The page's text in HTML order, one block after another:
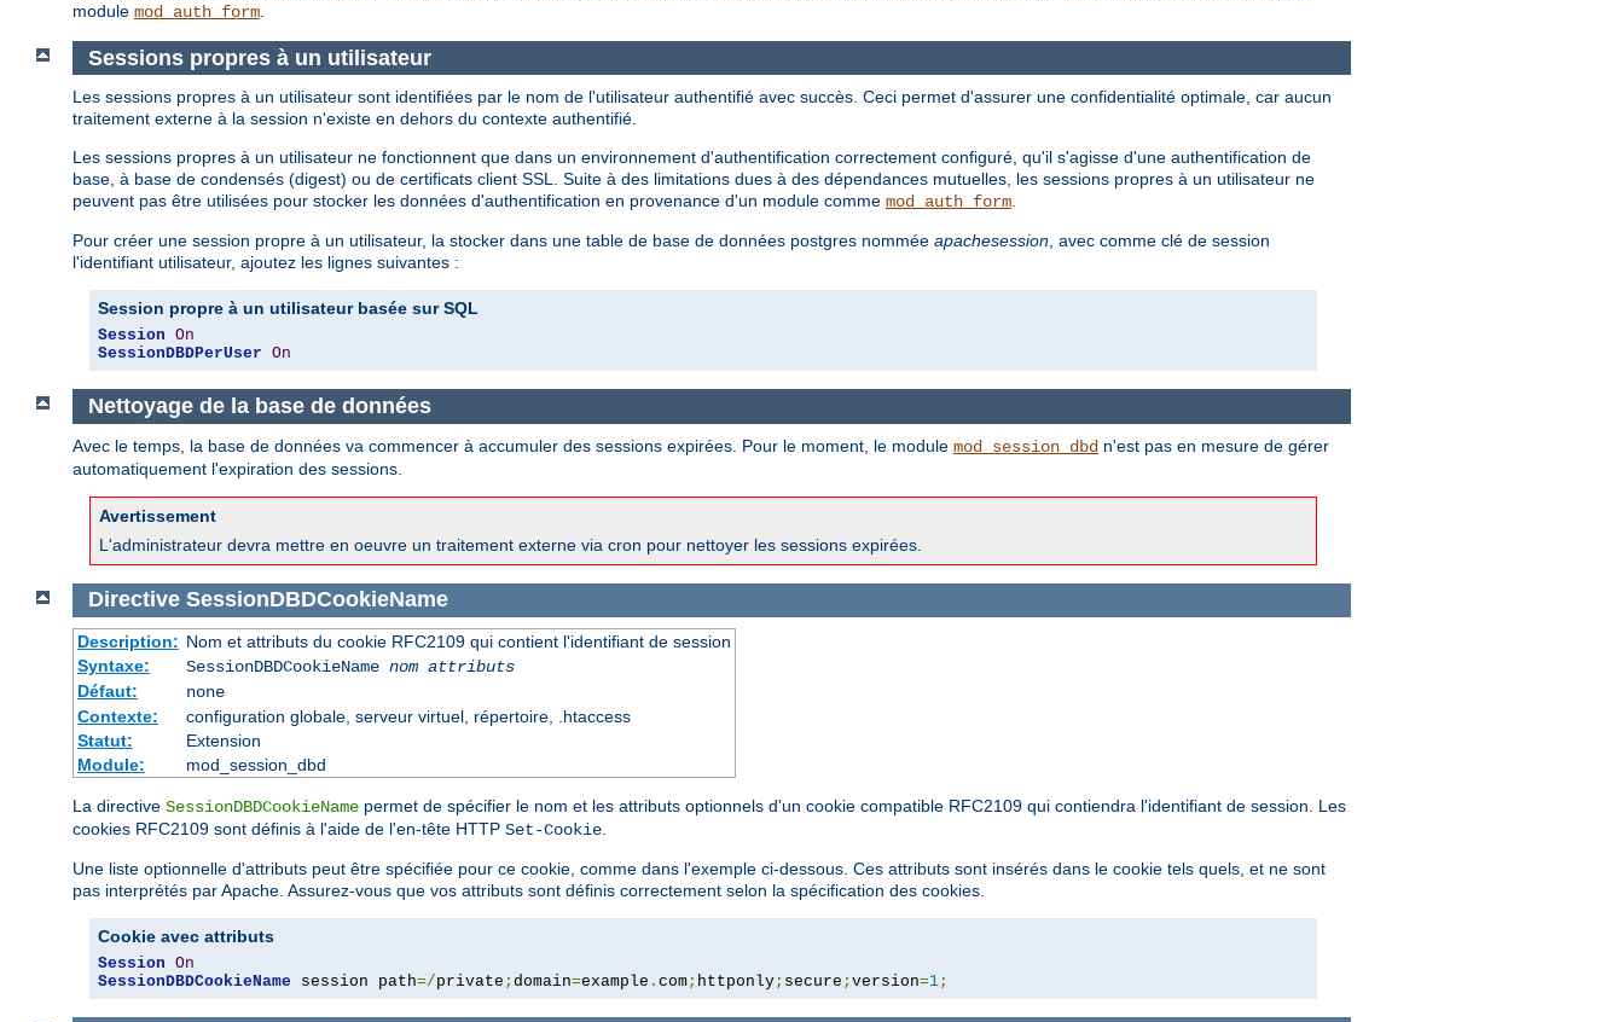
module mod_auth_form
Sessions propres à un utilisateur
Les sessions propres à un utilisateur sont identifiées par le nom de l'utilisateur authentifié avec succès. Ceci permet d'assurer une confidentialité optimale, car aucun
traitement externe à la session n'existe en dehors du contexte authentifié.
Les sessions propres à un utilisateur ne fonctionnent que dans un environnement d'authentification correctement configuré, qu'il s'agisse d'une authentification de
base, à base de condensés (digest) ou de certificats client SSL. Suite à des limitations dues à des dépendances mutuelles, les sessions propres à un utilisateur ne
peuvent pas être utilisées pour stocker les données d'authentification en provenance d'un module comme mod_auth_form.
Pour créer une session propre à un utilisateur, la stocker dans une table de base de données postgres nommée apachesession, avec comme clé de session
l'identifiant utilisateur, ajoutez les lignes suivantes :
Session propre à un utilisateur basée sur SQL
Session On
SessionDBDPerUser On
Nettoyage de la base de données
Avec le temps, la base de données va commencer à accumuler des sessions expirées. Pour le moment, le module mod_session_dbd n'est pas en mesure de gérer
automatiquement l'expiration des sessions.
Avertissement
L'administrateur devra mettre en oeuvre un traitement externe via cron pour nettoyer les sessions expirées.
Directive SessionDBDCookieName
Description: Nom et attributs du cookie RFC2109 qui contient l'identifiant de session
Syntaxe:
SessionDBDCookieName nom attributs
Défaut:
none
Contexte:
configuration globale, serveur virtuel, répertoire, .htaccess
Statut:
Extension
Module:
mod_session_dbd
La directive SessionDBDCookieName permet de spécifier le nom et les attributs optionnels d'un cookie compatible RFC2109 qui contiendra l'identifiant de session. Les
cookies RFC2109 sont définis à l'aide de l'en-tête HTTP Set-Cookie
Une liste optionnelle d'attributs peut être spécifiée pour ce cookie, comme dans l'exemple ci-dessous. Ces attributs sont insérés dans le cookie tels quels, et ne sont
pas interprétés par Apache. Assurez-vous que vos attributs sont définis correctement selon la spécification des cookies.
Cookie avec attributs
Session On
SessionDBDCookieName session path=/private ; domain=example . com; httponly; secure ; version=1;